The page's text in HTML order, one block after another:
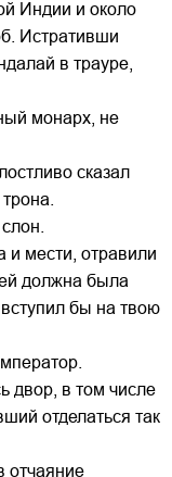
Индии и около
Истративши
в трауре,
монарх, не
сказал
и мести, отравили
должна была
вступил бы на твою
двор, в том числе
отделаться так
отчаяние